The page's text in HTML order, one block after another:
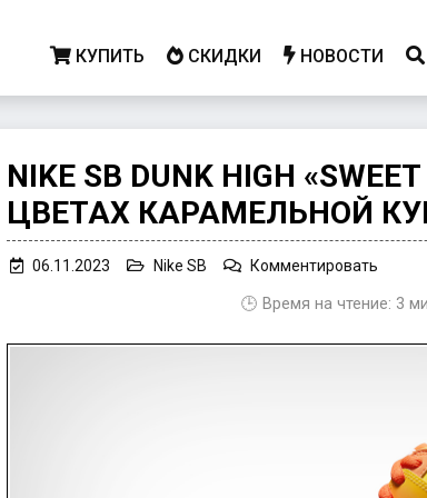
КУПИТЬ СКИДКИ НОВОСТИ
NIKE SB DUNK HIGH
ЦВЕТАХ КАРАМЕЛЬНОЙ
06.11.2023 Nike SB Комментировать
SB
🕒 Время на чтение: 3